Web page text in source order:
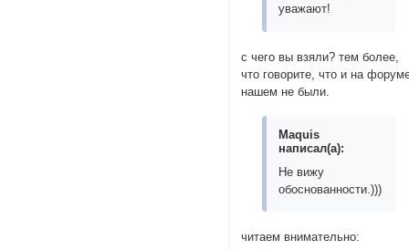
уважают!
с чего вы взяли? тем более,
что говорите, что и на
нашем не были.
Maquis
написал(а):
Не вижу
обоснованности.)))
читаем внимательно: